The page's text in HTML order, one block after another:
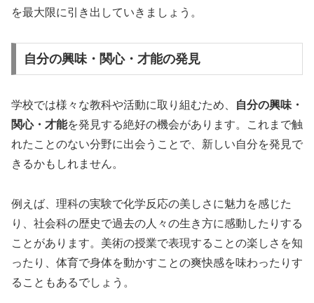
を最大限に引き出していきましょう。
自分の興味・関心・才能の発見
学校では様々な教科や活動に取り組むため、
自分の興味・
関心・才能を発見する絶好の機会があります。これまで触
れたことのない分野に出会うことで、新しい自分を発見で
きるかもしれません。
例えば、理科の実験で化学反応の美しさに魅力を感じた
り、社会科の歴史で過去の人々の生き方に感動したりする
ことがあります。美術の授業で表現することの楽しさを知
ったり、体育で身体を動かすことの爽快感を味わったりす
ることもあるでしょう。